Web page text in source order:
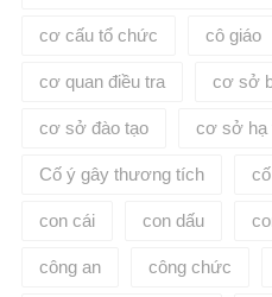
cơ cấu tổ chức cô giáo
cơ quan điều tra cơ sở
cơ sở đào tạo cơ sở hạ
Cố ý gây thương tích
con cái con dấu
công an công chức